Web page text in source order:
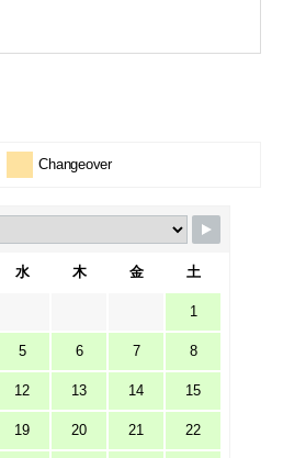
Changeover
水 木 金 土
1
5 6 7 8
12 13 14 15
19 20 21 22